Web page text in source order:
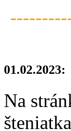
01.02.2023:
Na